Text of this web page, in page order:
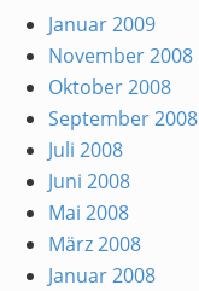
Januar 2009
November 2008
Oktober 2008
September 2008
Juli 2008
Juni 2008
Mai 2008
März 2008
Januar 2008